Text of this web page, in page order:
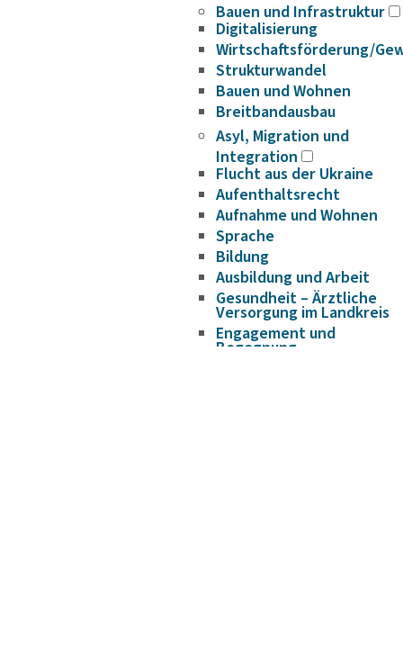
Bauen und Infrastruktur
Digitalisierung
Wirtschaftsförderung/
Strukturwandel
Bauen und Wohnen
Breitbandausbau
Asyl, Migration und
Integration
Flucht aus der Ukraine
Aufenthaltsrecht
Aufnahme und Wohnen
Sprache
Bildung
Ausbildung und Arbeit
Gesundheit – Ärztliche
Versorgung im Landkreis
Engagement und
Begegnung